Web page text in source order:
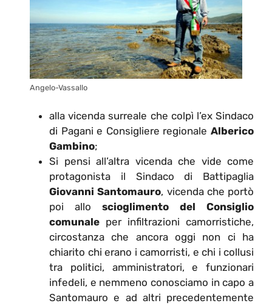
Angelo-Vassallo
alla vicenda surreale che colpì l’ex Sindaco
di Pagani e Consigliere regionale Alberico
Gambino;
Si pensi all’altra vicenda che vide come
protagonista il Sindaco di Battipaglia
Giovanni Santomauro, vicenda che portò
poi allo scioglimento del Consiglio
comunale per infiltrazioni camorristiche,
circostanza che ancora oggi non ci ha
chiarito chi erano i camorristi, e chi i collusi
tra politici, amministratori, e funzionari
infedeli, e nemmeno conosciamo in capo a
Santomauro e ad altri precedentemente